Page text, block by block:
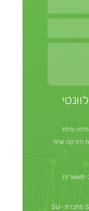
תלת-מימד
הזרקה וציוד
מאשר/ת
אני מאשר/ת לקבל דיוורים ו/או SMS מחברת SU-